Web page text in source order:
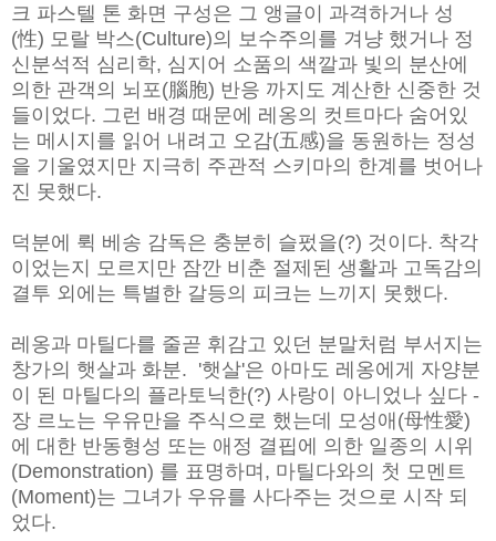
크 파스텔 톤 화면 구성은 그 앵글이 과격하거나 성
(性) 모랄 박스(Culture)의 보수주의를 겨냥 했거나 정
신분석 적 심리학, 심지어 소품의 색깔과 빛의 분산에
의한 관객의 뇌포(腦胞) 반응 까지도 계산한 신중한 것
들이었다. 그런 배경 때문에 레옹의 컷트마다 숨어있
는 메시지를 읽어 내려고 오감(五感)을 동원하는 정성
을 기울였지만 지극히 주관적 스키마의 한계를 벗어나
진 못했다.
덕분에 뤽 베송 감독은 충분히 슬펐을(?) 것이다. 착각
이었는지 모르지만 잠깐 비춘 절제된 생활과 고독감의
결투 외에는 특별한 갈등의 피크는 느끼지 못했다.
레옹과 마틸다를 줄곧 휘감고 있던 분말처럼 부서지는
창가의 햇살과 화분. '햇살'은 아마도 레옹에게 자양분
이 된 마틸다의 플라토닉한(?) 사랑이 아니었나 싶다 -
장 르노는 우유만을 주식으로 했는데 모성애(母性愛)
에 대 한 반동형성 또는 애정 결핍에 의한 일종의 시위
(Demonstration) 를 표명하며, 마틸다와의 첫 모멘트
(Moment)는 그녀가 우유를 사다주는 것으로 시 작 되
었다.